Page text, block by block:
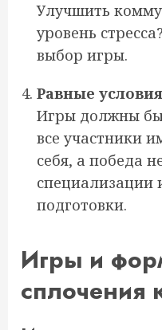
Улучшить
уровень
выбор игры.
Равные условия
Игры должны
все участники
себя, а победа
специализации
подготовки.
Игры и
сплочения